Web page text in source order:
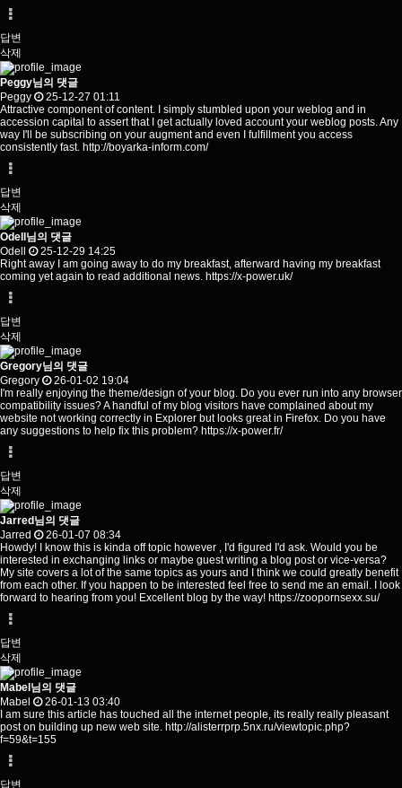
답변
삭제
Peggy님의 댓글
Peggy
25-12-27 01:11
Attractive component of content. I simply stumbled upon your weblog and in
accession capital to assert that I get actually loved account your weblog posts. Any
way I'll be subscribing on your augment and even I fulfillment you access
consistently fast. http://boyarka-inform.com/
답변
삭제
Odell님의 댓글
Odell
25-12-29 14:25
Right away I am going away to do my breakfast, afterward having my breakfast
coming yet again to read additional news. https://x-power.uk/
답변
삭제
Gregory님의 댓글
Gregory
26-01-02 19:04
I'm really enjoying the theme/design of your blog. Do you ever run into any browser
compatibility issues? A handful of my blog visitors have complained about my
website not working correctly in Explorer but looks great in Firefox. Do you have
any suggestions to help fix this problem? https://x-power.fr/
답변
삭제
Jarred님의 댓글
Jarred
26-01-07 08:34
Howdy! I know this is kinda off topic however , I'd figured I'd ask. Would you be
interested in exchanging links or maybe guest writing a blog post or vice-versa?
My site covers a lot of the same topics as yours and I think we could greatly benefit
from each other. If you happen to be interested feel free to send me an email. I look
forward to hearing from you! Excellent blog by the way! https://zoopornsexx.su/
답변
삭제
Mabel님의 댓글
Mabel
26-01-13 03:40
I am sure this article has touched all the internet people, its really really pleasant
post on building up new web site. http://alisterrprp.5nx.ru/viewtopic.php?
f=59&t=155
답변